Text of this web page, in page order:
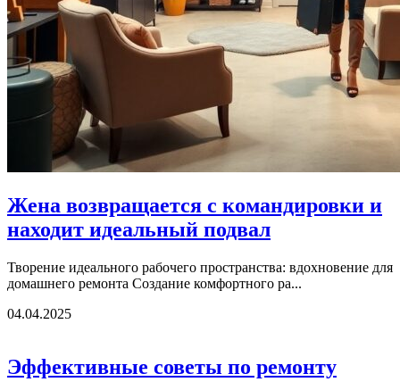
Жена возвращается с командировки и
находит идеальный подвал
Творение идеального рабочего пространства: вдохновение для
домашнего ремонта Создание комфортного ра...
04.04.2025
Эффективные советы по ремонту